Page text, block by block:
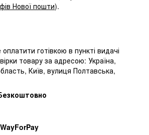
Нової пошти).
готівкою в пункті видачі
товару за адресою: Україна,
Київ, вулиця Полтавська,